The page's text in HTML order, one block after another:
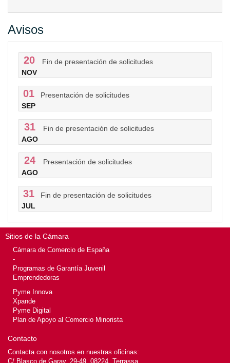
Avisos
20
NOV
Fin de presentación de solicitudes
01
SEP
Presentación de solicitudes
31
AGO
Fin de presentación de solicitudes
24
AGO
Presentación de solicitudes
31
JUL
Fin de presentación de solicitudes
Sitios de la Cámara
Cámara de Comercio de España
-
Programas de Garantía Juvenil
Emprendedoras
Pyme Innova
Xpande
Pyme Digital
Plan de Apoyo al Comercio Minorista
Contacto
Contacta con nosotros en nuestras oficinas:
C/ Blasco de Garay, 29-49, 08224, Terrassa